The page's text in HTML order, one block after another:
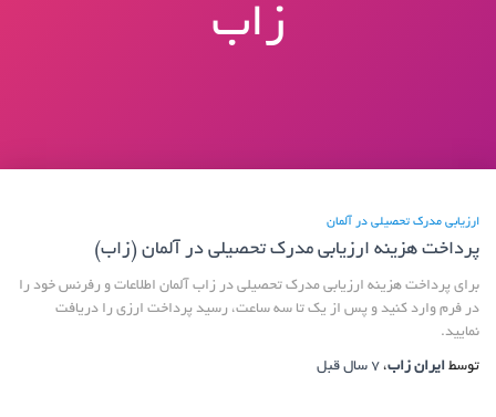
زاب
ارزیابی مدرک تحصیلی در آلمان
پرداخت هزینه ارزیابی مدرک تحصیلی در آلمان (زاب)
برای پرداخت هزینه ارزیابی مدرک تحصیلی در زاب آلمان اطلاعات و رفرنس خود را
در فرم وارد کنید و پس از یک تا سه ساعت، رسید پرداخت ارزی را دریافت
نمایید.
توسط ایران زاب، 7 سال قبل